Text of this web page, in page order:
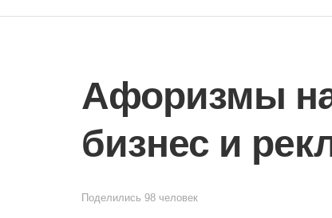
Афоризмы
бизнес и
Поделились 98 человек